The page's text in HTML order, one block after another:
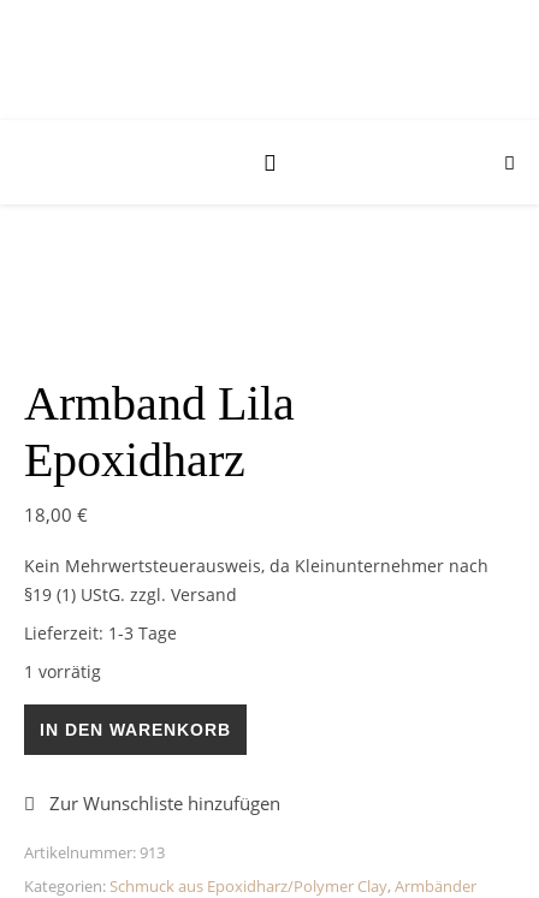
Armband Lila
Epoxidharz
18,00 €
Kein Mehrwertsteuerausweis, da Kleinunternehmer nach
§19 (1) UStG. zzgl. Versand
Lieferzeit: 1-3 Tage
1 vorrätig
Armband Lila Epoxidharz Menge
IN DEN WARENKORB
Artikelnummer:913
Kategorien: Schmuck aus Epoxidharz/Polymer Clay, Armbänder